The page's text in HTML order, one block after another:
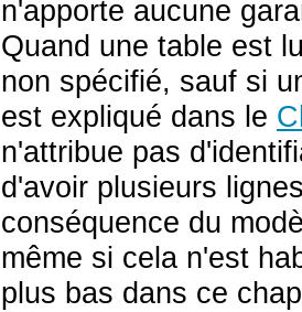
n'apporte aucune
Quand une table est
non spécifié, sauf si
est expliqué dans le
n'attribue pas
d'avoir plusieurs
conséquence du
même si cela n'est
plus bas dans ce